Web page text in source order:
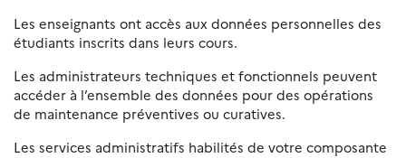
Les enseignants ont accès aux données personnelles des
étudiants inscrits dans leurs cours.
Les administrateurs techniques et fonctionnels peuvent
accéder à l’ensemble des données pour des opérations
de maintenance préventives ou curatives.
Les services administratifs habilités de votre composante